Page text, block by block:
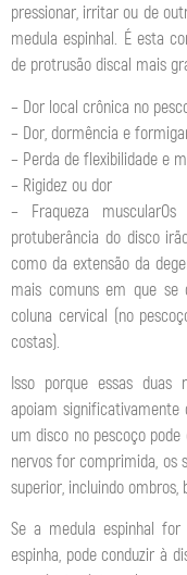
pressionar, irritar ou de
medula espinhal. É esta
de protrusão discal mais
– Dor local crônica no
– Dor, dormência e
– Perda de flexibilidade e
– Rigidez ou dor
– Fraqueza
protuberância do disco
como da extensão da
mais comuns em que se
coluna cervical (no
costas).
Isso porque essas duas
apoiam significativamente
um disco no pescoço
nervos for comprimida, os
superior, incluindo ombros,
Se a medula espinhal
espinha, pode conduzir à